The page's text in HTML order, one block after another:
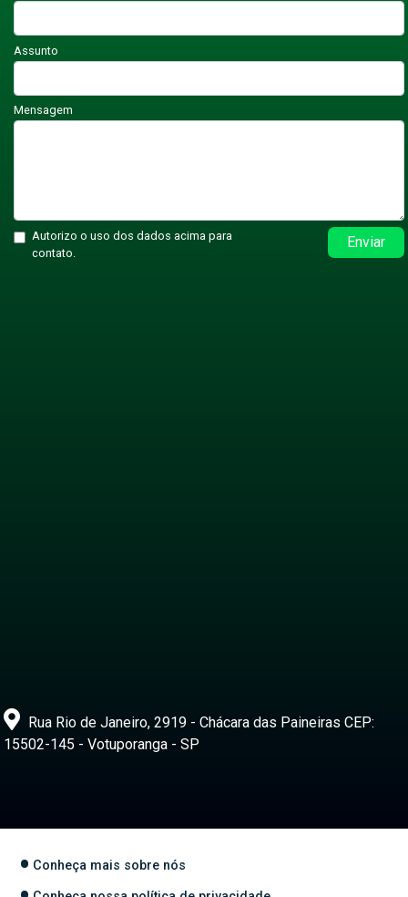
Assunto
Mensagem
Autorizo o uso dos dados acima para
contato.
Enviar
Rua Rio de Janeiro, 2919 - Chácara das Paineiras CEP:
15502-145 - Votuporanga - SP
Conheça mais sobre nós